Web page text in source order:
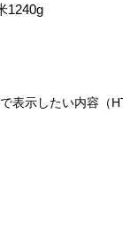
1240g
表示したい内容（